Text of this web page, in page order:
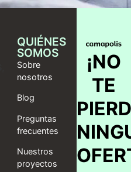
QUIÉNES
SOMOS
Sobre
nosotros
Blog
Preguntas
frecuentes
Nuestros
proyectos
¡NO
TE